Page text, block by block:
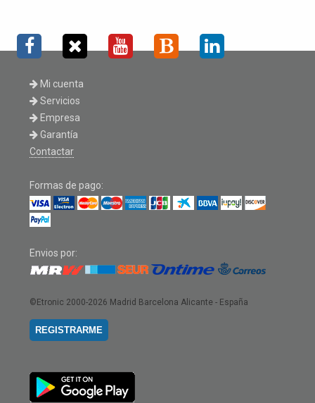
Mi cuenta
Servicios
Empresa
Garantía
Contactar
Formas de pago:
Envios por:
©Etronic 2000-2026 Madrid Barcelona Alicante - España
REGISTRARME